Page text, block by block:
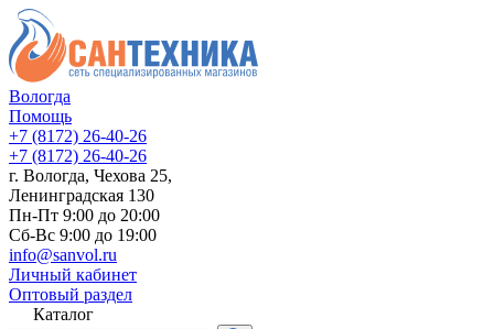
Вологда
Помощь
+7 (8172) 26-40-26
+7 (8172) 26-40-26
г. Вологда, Чехова 25,
Ленинградская 130
Пн-Пт 9:00 до 20:00
Сб-Вс 9:00 до 19:00
info@sanvol.ru
Личный кабинет
Оптовый раздел
Каталог